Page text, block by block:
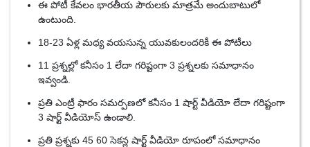
ఈ పోటీ కేవలం భారతీయ పౌరులకు మాత్రమే అందుబాటులో
ఉంటుంది.
18-23 ఏళ్ల మధ్య వయసున్న యువకులందరికీ ఈ పోటీలు
11 ప్రశ్నల్లో కనీసం 1 లేదా గరిష్టంగా 3 ప్రశ్నలకు సమాధానం
ఇవ్వండి.
ప్రతి ఎంట్రీ ఫారం సమర్పణలో కనీసం 1 షార్ట్ వీడియో లేదా గరిష్టంగా
3 షార్ట్ వీడియోస్ ఉండాలి.
ప్రతి ప్రశ్నకు 45 60 సెకన్ల షార్ట్ వీడియో రూపంలో సమాధానం